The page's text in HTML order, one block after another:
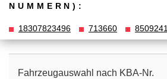
NUMMERN):
18307823496 713660 8509241
Fahrzeugauswahl nach KBA-Nr.